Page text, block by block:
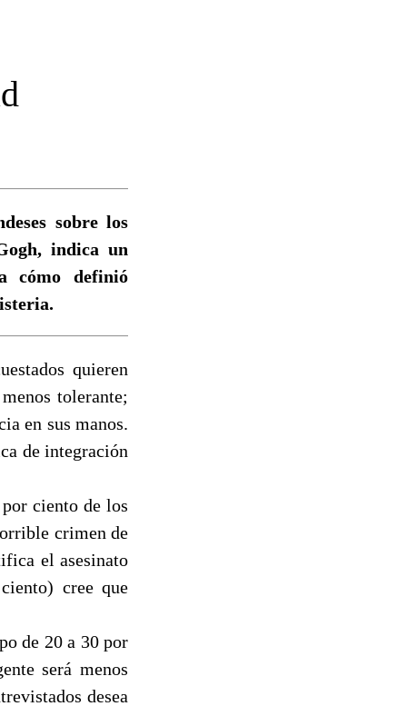
sobre los
indica un
cómo definió
quieren
tolerante;
en sus manos.
de integración
ciento de los
crimen de
el asesinato
cree que
de 20 a 30 por
será menos
desea